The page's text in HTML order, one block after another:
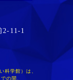
2-11-1
科学館）は、
の間、